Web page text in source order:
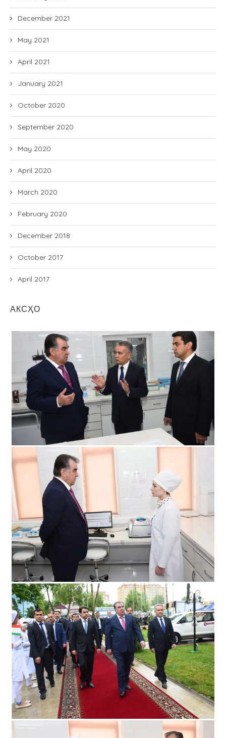
December 2021
May 2021
April 2021
January 2021
October 2020
September 2020
May 2020
April 2020
March 2020
February 2020
December 2018
October 2017
April 2017
АКСҲО